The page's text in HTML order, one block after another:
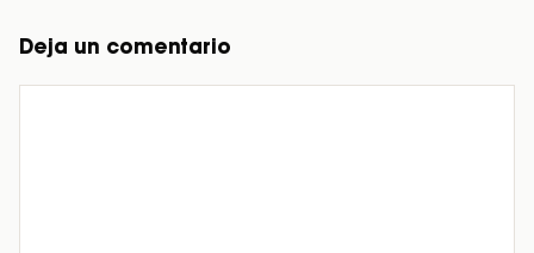
Deja un comentario